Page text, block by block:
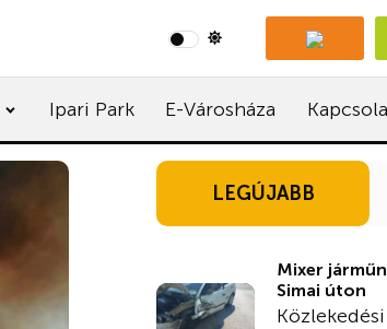
Ipari Park E-Városháza
LEGÚJABB
Mixer
Simai úton